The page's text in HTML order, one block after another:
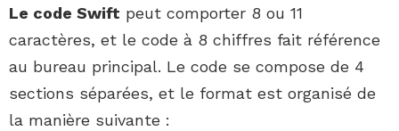
Le code Swift peut comporter 8 ou 11
caractères, et le code à 8 chiffres fait référence
au bureau principal. Le code se compose de 4
sections séparées, et le format est organisé de
la manière suivante :